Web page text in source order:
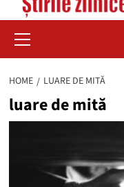
Menu
HOME LUARE DE MITĂ
luare de mită